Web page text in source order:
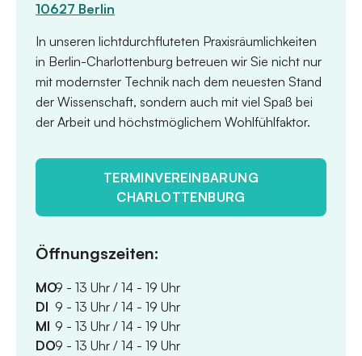
10627 Berlin
In unseren lichtdurchfluteten Praxisräumlichkeiten
in Berlin-Charlottenburg betreuen wir Sie nicht nur
mit modernster Technik nach dem neuesten Stand
der Wissenschaft, sondern auch mit viel Spaß bei
der Arbeit und höchstmöglichem Wohlfühlfaktor.
TERMINVEREINBARUNG
CHARLOTTENBURG
Öffnungszeiten:
MO9 - 13 Uhr / 14 - 19 Uhr
DI 9 - 13 Uhr / 14 - 19 Uhr
MI 9 - 13 Uhr / 14 - 19 Uhr
DO9 - 13 Uhr / 14 - 19 Uhr